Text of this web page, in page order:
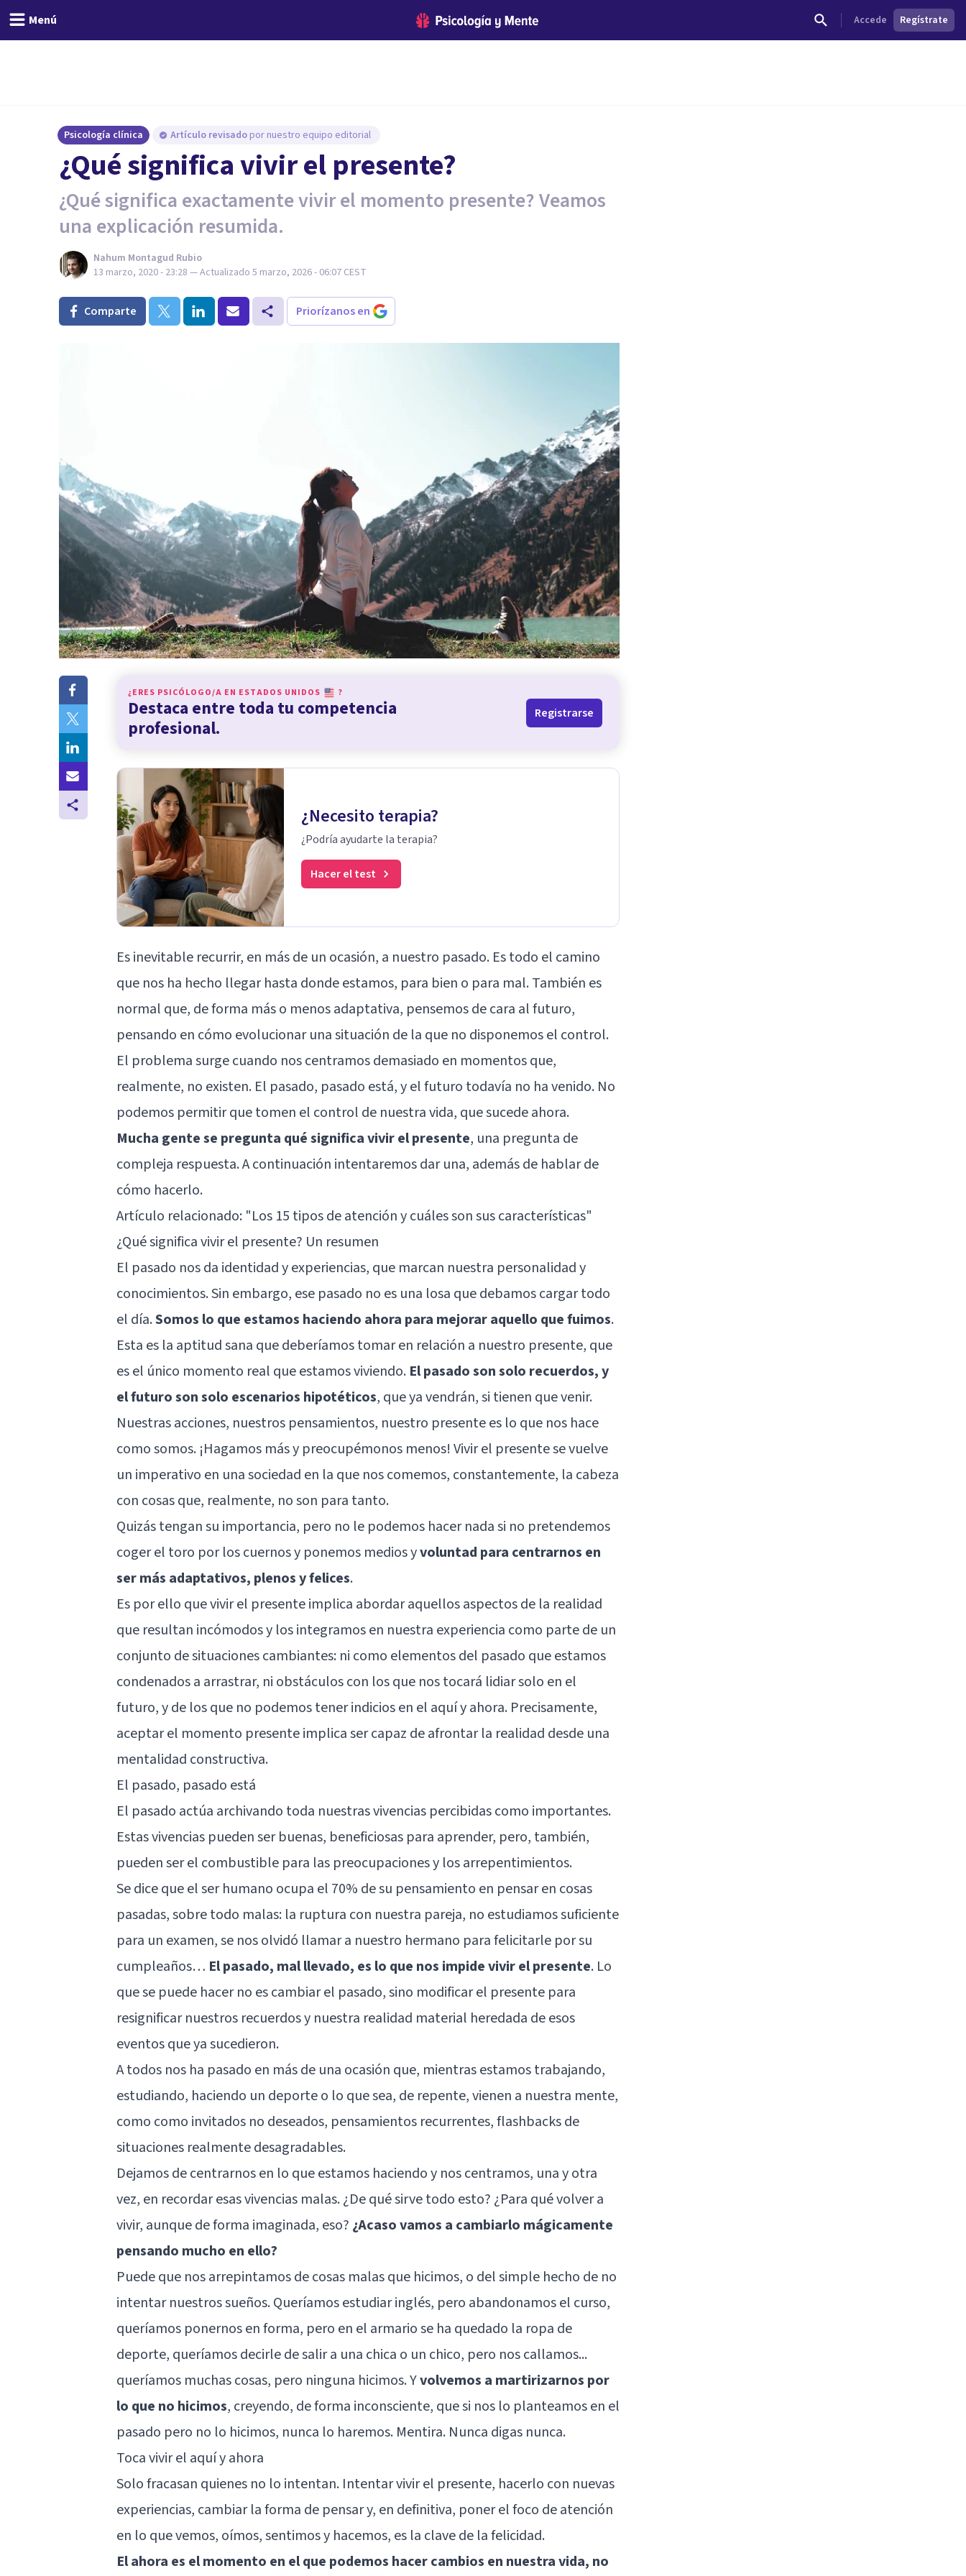
Menú Accede Regístrate
Psicología clínica Artículo revisado por nuestro equipo editorial
¿Qué significa vivir el presente?
¿Qué significa exactamente vivir el momento presente? Veamos
una explicación resumida.
Nahum Montagud Rubio
13 marzo, 2020 - 23:28 — Actualizado 5 marzo, 2026 - 06:07 CEST
Comparte Priorízanos en
¿ERES PSICÓLOGO/A EN ESTADOS UNIDOS ?
Destaca entre toda tu competencia
profesional.
Registrarse
¿Necesito terapia?
¿Podría ayudarte la terapia?
Hacer el test
Es inevitable recurrir, en más de un ocasión, a nuestro pasado. Es todo el camino
que nos ha hecho llegar hasta donde estamos, para bien o para mal. También es
normal que, de forma más o menos adaptativa, pensemos de cara al futuro,
pensando en cómo evolucionar una situación de la que no disponemos el control.
El problema surge cuando nos centramos demasiado en momentos que,
realmente, no existen. El pasado, pasado está, y el futuro todavía no ha venido. No
podemos permitir que tomen el control de nuestra vida, que sucede ahora.
Mucha gente se pregunta qué significa vivir el presente, una pregunta de
compleja respuesta. A continuación intentaremos dar una, además de hablar de
cómo hacerlo.
Artículo relacionado: "Los 15 tipos de atención y cuáles son sus características"
¿Qué significa vivir el presente? Un resumen
El pasado nos da identidad y experiencias, que marcan nuestra personalidad y
conocimientos. Sin embargo, ese pasado no es una losa que debamos cargar todo
el día.Somos lo que estamos haciendo ahora para mejorar aquello que fuimos.
Esta es la aptitud sana que deberíamos tomar en relación a nuestro presente, que
es el único momento real que estamos viviendo. El pasado son solo recuerdos, y
el futuro son solo escenarios hipotéticos, que ya vendrán, si tienen que venir.
Nuestras acciones, nuestros pensamientos, nuestro presente es lo que nos hace
como somos. ¡Hagamos más y preocupémonos menos! Vivir el presente se vuelve
un imperativo en una sociedad en la que nos comemos, constantemente, la cabeza
con cosas que, realmente, no son para tanto.
Quizás tengan su importancia, pero no le podemos hacer nada si no pretendemos
coger el toro por los cuernos y ponemos medios yvoluntad para centrarnos en
ser más adaptativos, plenos y felices.
Es por ello que vivir el presente implica abordar aquellos aspectos de la realidad
que resultan incómodos y los integramos en nuestra experiencia como parte de un
conjunto de situaciones cambiantes: ni como elementos del pasado que estamos
condenados a arrastrar, ni obstáculos con los que nos tocará lidiar solo en el
futuro, y de los que no podemos tener indicios en el aquí y ahora. Precisamente,
aceptar el momento presente implica ser capaz de afrontar la realidad desde una
mentalidad constructiva.
El pasado, pasado está
El pasado actúa archivando toda nuestras vivencias percibidas como importantes.
Estas vivencias pueden ser buenas, beneficiosas para aprender, pero, también,
pueden ser el combustible para las preocupaciones y los arrepentimientos.
Se dice que el ser humano ocupa el 70% de su pensamiento en pensar en cosas
pasadas, sobre todo malas: la ruptura con nuestra pareja, no estudiamos suficiente
para un examen, se nos olvidó llamar a nuestro hermano para felicitarle por su
cumpleaños… El pasado, mal llevado, es lo que nos impide vivir el presente. Lo
que se puede hacer no es cambiar el pasado, sino modificar el presente para
resignificar nuestros recuerdos y nuestra realidad material heredada de esos
eventos que ya sucedieron.
A todos nos ha pasado en más de una ocasión que, mientras estamos trabajando,
estudiando, haciendo un deporte o lo que sea, de repente, vienen a nuestra mente,
como como invitados no deseados, pensamientos recurrentes, flashbacks de
situaciones realmente desagradables.
Dejamos de centrarnos en lo que estamos haciendo y nos centramos, una y otra
vez, en recordar esas vivencias malas. ¿De qué sirve todo esto? ¿Para qué volver a
vivir, aunque de forma imaginada, eso? ¿Acaso vamos a cambiarlo mágicamente
pensando mucho en ello?
Puede que nos arrepintamos de cosas malas que hicimos, o del simple hecho de no
intentar nuestros sueños. Queríamos estudiar inglés, pero abandonamos el curso,
queríamos ponernos en forma, pero en el armario se ha quedado la ropa de
deporte, queríamos decirle de salir a una chica o un chico, pero nos callamos...
queríamos muchas cosas, pero ninguna hicimos. Yvolvemos a martirizarnos por
lo que no hicimos, creyendo, de forma inconsciente, que si nos lo planteamos en el
pasado pero no lo hicimos, nunca lo haremos. Mentira. Nunca digas nunca.
Toca vivir el aquí y ahora
Solo fracasan quienes no lo intentan. Intentar vivir el presente, hacerlo con nuevas
experiencias, cambiar la forma de pensar y, en definitiva, poner el foco de atención
en lo que vemos, oímos, sentimos y hacemos, es la clave de la felicidad.
El ahora es el momento en el que podemos hacer cambios en nuestra vida, no